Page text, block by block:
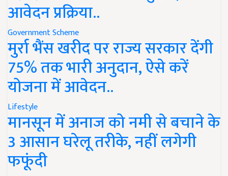
आवेदन प्रक्रिया..
Government Scheme
मुर्रा भैंस खरीद पर राज्य सरकार देंगी
75% तक भारी अनुदान, ऐसे करें
योजना में आवेदन..
Lifestyle
मानसून में अनाज को नमी से बचाने के
3 आसान घरेलू तरीके, नहीं लगेगी
फफूंदी